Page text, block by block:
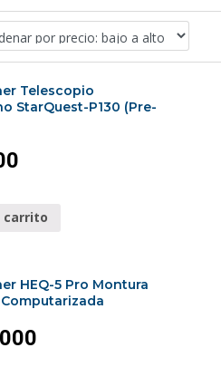
Telescopio
StarQuest-P130 (Pre-
carrito
HEQ-5 Pro Montura